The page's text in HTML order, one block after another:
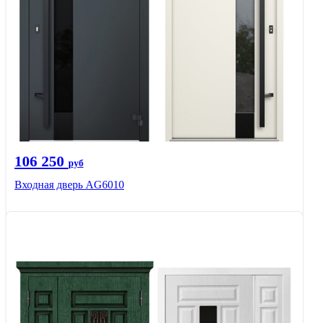
106 250 руб
Входная дверь AG6010